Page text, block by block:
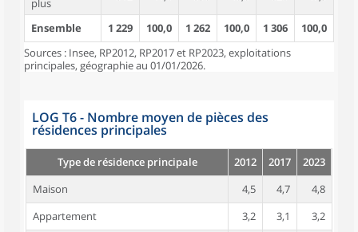
plus
Ensemble 1 229 100,0 1 262 100,0 1 306
100,0
Sources : Insee, RP2012, RP2017 et RP2023, exploitations
principales, géographie au 01/01/2026.
LOG T6 - Nombre moyen de pièces des
résidences principales
Type de résidence principale 2012 2017
2023
Maison
4,5 4,7
4,8
Appartement
3,2 3,1
3,2